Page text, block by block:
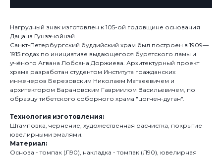
Нагрудный знак изготовлен к 105-ой годовщине основания
Дацана Гунзэчойнэй.
Санкт-Петербургский буддийский храм был построен в 1909—
1915 годах по инициативе выдающегося бурятского ламы и
учёного Агвана Лобсана Доржиева. Архитектурный проект
храма разработан студентом Института гражданских
инженеров Березовским Николаем Матвеевичем и
архитектором Барановским Гавриилом Васильевичем, по
образцу тибетского соборного храма "цогчен-дуган".
Технология изготовления:
Штамповка, чернение, художественная расчистка, покрытие
ювелирными эмалями.
Материал:
Основа - томпак (Л90), накладка - томпак (Л90), ювелирная